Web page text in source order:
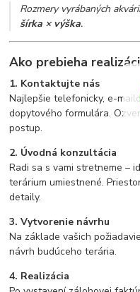
Rozmery vyrábaných
šírka × výška.
Ako prebieha
1. Kontaktujte nás
Najlepšie telefonicky, e-
dopytového formulára.
postup.
2. Úvodná konzultácia
Radi sa s vami stretneme –
terárium umiestnené.
detaily.
3. Vytvorenie návrhu
Na základe vašich
návrh budúceho terária.
4. Realizácia